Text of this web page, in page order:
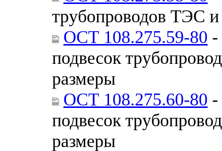
трубопроводов ТЭС
ОСТ 108.275.59-80 -
подвесок
размеры
ОСТ 108.275.60-80 -
подвесок
размеры